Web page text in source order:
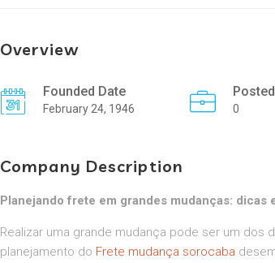
Overview
Founded Date
February 24, 1946 0
Company Description
Planejando frete em grandes mudanças: dicas
Realizar uma grande mudança pode ser um dos
planejamento do Frete mudança sorocaba